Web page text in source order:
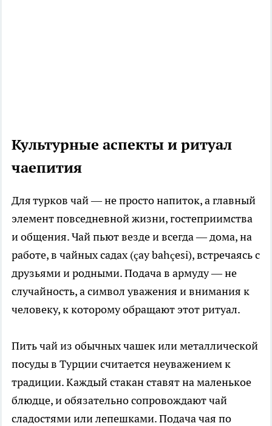
Культурные аспекты и ритуал
чаепития
Для турков чай — не просто напиток, а главный
элемент повседневной жизни, гостеприимства
и общения. Чай пьют везде и всегда — дома, на
работе, в чайных садах (çay bahçesi), встречаясь с
друзьями и родными. Подача в армуду — не
случайность, а символ уважения и внимания к
человеку, к которому обращают этот ритуал.
Пить чай из обычных чашек или металлической
посуды в Турции считается неуважением к
традиции. Каждый стакан ставят на маленькое
блюдце, и обязательно сопровождают чай
сладостями или лепешками. Подача чая по